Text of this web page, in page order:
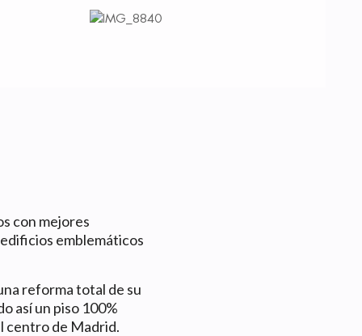
con mejores
emblemáticos
reforma total de su
así un piso 100%
centro de Madrid.